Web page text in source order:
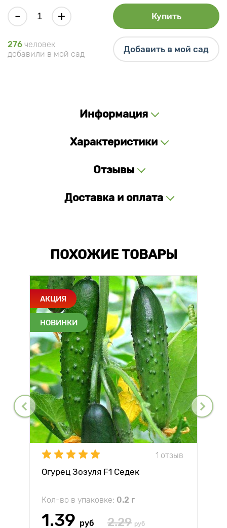
- + Купить
276 человек
добавили в мой сад
Добавить в мой сад
Информация
Характеристики
Отзывы
Доставка и оплата
ПОХОЖИЕ ТОВАРЫ
АКЦИЯ
НОВИНКИ
1 отзыв
Огурец Зозуля F1 Седек
Кол-во в упаковке: 0.2 г
1.39 руб 2.29 руб